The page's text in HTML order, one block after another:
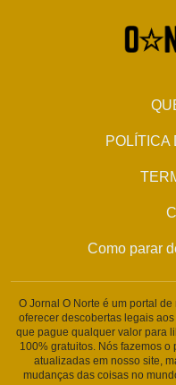
POLÍTICA
Como parar
O Jornal O Norte é um portal
oferecer descobertas legais
que pague qualquer valor para
100% gratuitos. Nós fazemos
atualizadas em nosso site,
mudanças das coisas no